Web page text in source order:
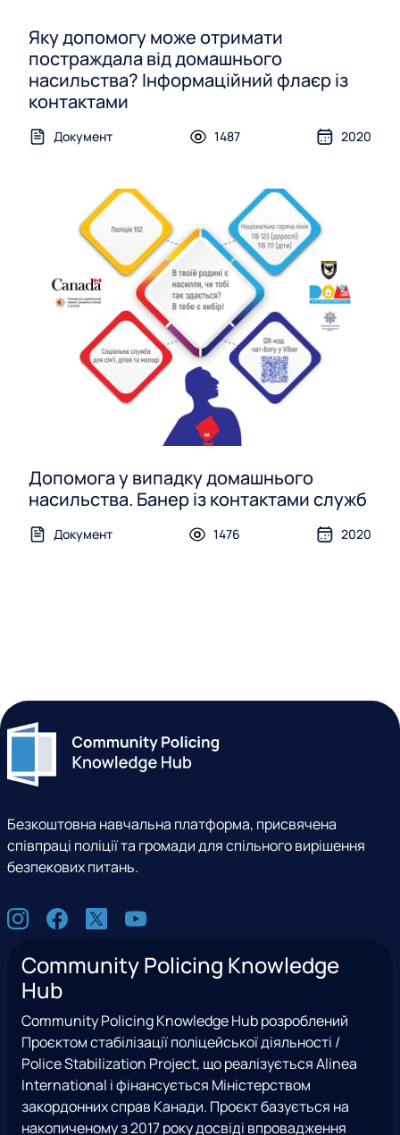
Яку допомогу може отримати
постраждала від домашнього
насильства? Інформаційний флаєр із
контактами
Документ 1487 2020
Допомога у випадку домашнього
насильства. Банер із контактами служб
Документ 1476 2020
Безкоштовна навчальна платформа, присвячена
співпраці поліції та громади для спільного вирішення
безпекових питань.
С
оI
s
a
g
a
m
F
c
e
b
o
o
k
X
e
T
w
i
t
t
e
Y
u
u
b
e
Community Policing Knowledge
Hub
Community Policing Knowledge Hub розроблений
Проєктом стабілізації поліцейської діяльності /
Police Stabilization Project, що реалізується Alinea
International і фінансується Міністерством
закордонних справ Канади. Проєкт базується на
накопиченому з 2017 року досвіді впровадження